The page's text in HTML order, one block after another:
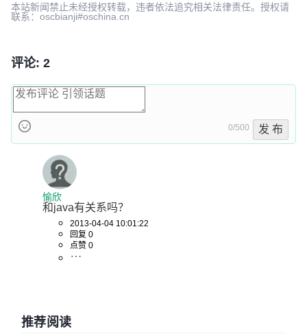
本站新闻禁止未经授权转载，违者依法追究相关法律责任。授权请
联系：oscbianji#oschina.cn
评论: 2
0/500 发 布
愉欣
和java有关系吗？
2013-04-04 10:01:22
回复 0
点赞 0
推荐阅读